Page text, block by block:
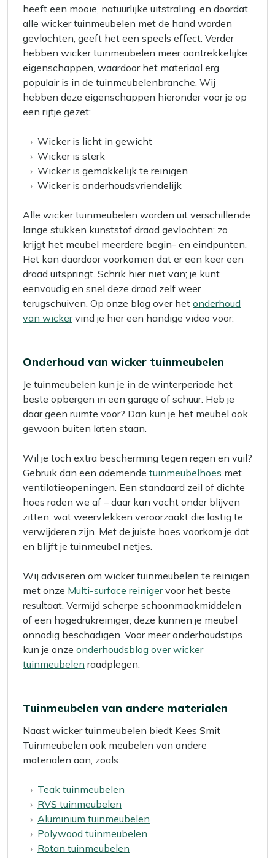
heeft een mooie, natuurlijke uitstraling, en doordat
alle wicker tuinmeubelen met de hand worden
gevlochten, geeft het een speels effect. Verder
hebben wicker tuinmeubelen meer aantrekkelijke
eigenschappen, waardoor het materiaal erg
populair is in de tuinmeubelenbranche. Wij
hebben deze eigenschappen hieronder voor je op
een rijtje gezet:
Wicker is licht in gewicht
Wicker is sterk
Wicker is gemakkelijk te reinigen
Wicker is onderhoudsvriendelijk
Alle wicker tuinmeubelen worden uit verschillende
lange stukken kunststof draad gevlochten; zo
krijgt het meubel meerdere begin- en eindpunten.
Het kan daardoor voorkomen dat er een keer een
draad uitspringt. Schrik hier niet van; je kunt
eenvoudig en snel deze draad zelf weer
terugschuiven. Op onze blog over het onderhoud
van wickervind je hier een handige video voor.
Onderhoud van wicker tuinmeubelen
Je tuinmeubelen kun je in de winterperiode het
beste opbergen in een garage of schuur. Heb je
daar geen ruimte voor? Dan kun je het meubel ook
gewoon buiten laten staan.
Wil je toch extra bescherming tegen regen en vuil?
Gebruik dan een ademende tuinmeubelhoes met
ventilatieopeningen. Een standaard zeil of dichte
hoes raden we af – daar kan vocht onder blijven
zitten, wat weervlekken veroorzaakt die lastig te
verwijderen zijn. Met de juiste hoes voorkom je dat
en blijft je tuinmeubel netjes.
Wij adviseren om wicker tuinmeubelen te reinigen
met onze Multi-surface reinigervoor het beste
resultaat. Vermijd scherpe schoonmaakmiddelen
of een hogedrukreiniger; deze kunnen je meubel
onnodig beschadigen. Voor meer onderhoudstips
kun je onze onderhoudsblog over wicker
tuinmeubelen raadplegen.
Tuinmeubelen van andere materialen
Naast wicker tuinmeubelen biedt Kees Smit
Tuinmeubelen ook meubelen van andere
materialen aan, zoals:
Teak tuinmeubelen
RVS tuinmeubelen
Aluminium tuinmeubelen
Polywood tuinmeubelen
Rotan tuinmeubelen